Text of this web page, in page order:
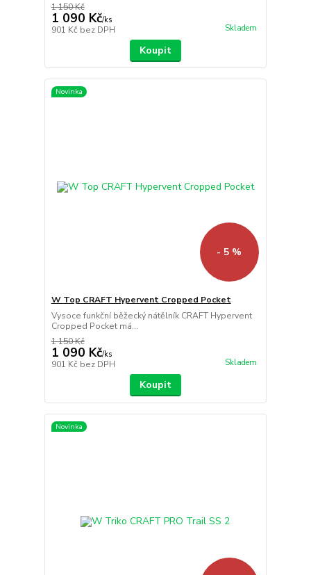
1 150 Kč
1 090 Kč/ks
901 Kč bez DPH Skladem
Koupit
Novinka
- 5 %
W Top CRAFT Hypervent Cropped Pocket
Vysoce funkční běžecký nátělník CRAFT Hypervent
Cropped Pocket má...
1 150 Kč
1 090 Kč/ks
901 Kč bez DPH Skladem
Koupit
Novinka